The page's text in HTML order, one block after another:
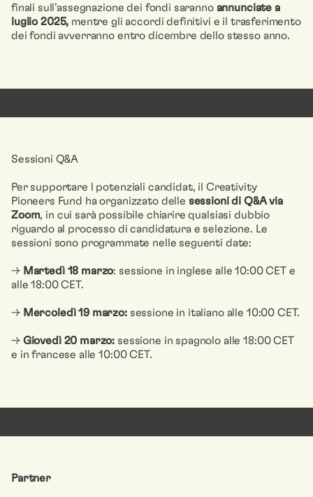
finali sull’assegnazione dei fondi saranno annunciate a
luglio 2025, mentre gli accordi definitivi e il trasferimento
dei fondi avverranno entro dicembre dello stesso anno.
Sessioni Q&A
Per supportare l potenziali candidat, il Creativity
Pioneers Fund ha organizzato delle sessioni di Q&A via
Zoom, in cui sarà possibile chiarire qualsiasi dubbio
riguardo al processo di candidatura e selezione. Le
sessioni sono programmate nelle seguenti date:
→ Martedì 18 marzo: sessione in inglese alle 10:00 CET e
alle 18:00 CET.
→ Mercoledì 19 marzo:sessione in italiano alle 10:00 CET.
→ Giovedì 20 marzo: sessione in spagnolo alle 18:00 CET
e in francese alle 10:00 CET.
Partner